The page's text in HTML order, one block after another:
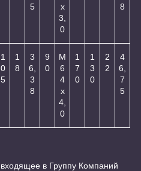
5
х
3,
0
8
1
0
5
1
8
3
6,
3
8
9
0
М
6
4
х
4,
0
1
7
0
1
3
0
2
2
4
6,
7
5
, входящее в Группу Компаний